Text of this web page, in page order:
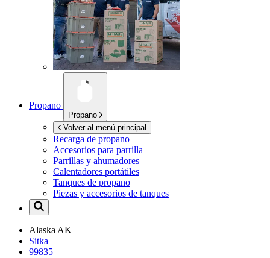
Propano
Propano
Volver al menú principal
Recarga de propano
Accesorios para parrilla
Parrillas y ahumadores
Calentadores portátiles
Tanques de propano
Piezas y accesorios de tanques
Alaska AK
Sitka
99835